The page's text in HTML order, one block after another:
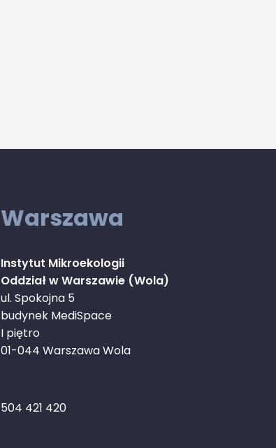
Warszawa
Instytut Mikroekologii
Oddział w Warszawie (Wola)
ul. Spokojna 5
budynek MediSpace
I piętro
01-044 Warszawa Wola
504 421 420